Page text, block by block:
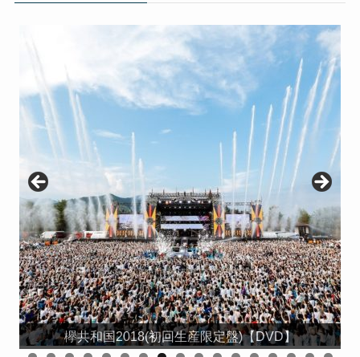
欅共和国2019(初回生産限定盤)【Blu-ray】 [ 欅坂46 ]
欅共和国2019(初回生産限定盤)【DVD】 [ 欅坂46 ]
欅共和国2019 (通常盤)【Blu-ray】 [ 欅坂46 ]
欅共和国2019 (通常盤)【DVD】 [ 欅坂46 ]
欅坂46 LIVE at 東京ドーム 〜ARENA TOUR 2019
FINAL〜(初回生産限定盤)【Blu-ray】 [ 欅坂46 ]
欅坂46 LIVE at 東京ドーム 〜ARENA TOUR 2019
FINAL〜(初回生産限定盤)【DVD】 [ 欅坂46 ]
欅共和国2018(初回生産限定盤)【DVD】
響 -HIBIKI- Blu-ray 豪華版【Blu-ray】 [ 平手友梨奈 ]
響 -HIBIKI- DVD 豪華版 [ 平手友梨奈 ]
響 -HIBIKI- DVD 通常版 [ 平手友梨奈 ]
舞台「ザンビ」 Blu-ray BOX
舞台「ザンビ」 DVD-BOX
KEYABINGO!4 ひらがなけやきって何？ Blu-ray
BOX【Blu-ray】 [ けやき坂46 ]
KEYABINGO!4 ひらがなけやきって何？ DVD-
BOX(初回生産限定) [ けやき坂46 ]